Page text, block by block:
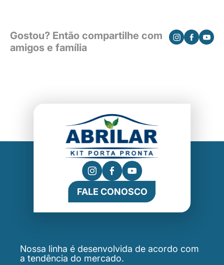
Gostou? Então compartilhe com
amigos e família
FALE CONOSCO
Nossa linha é desenvolvida de acordo com
a tendência do mercado.